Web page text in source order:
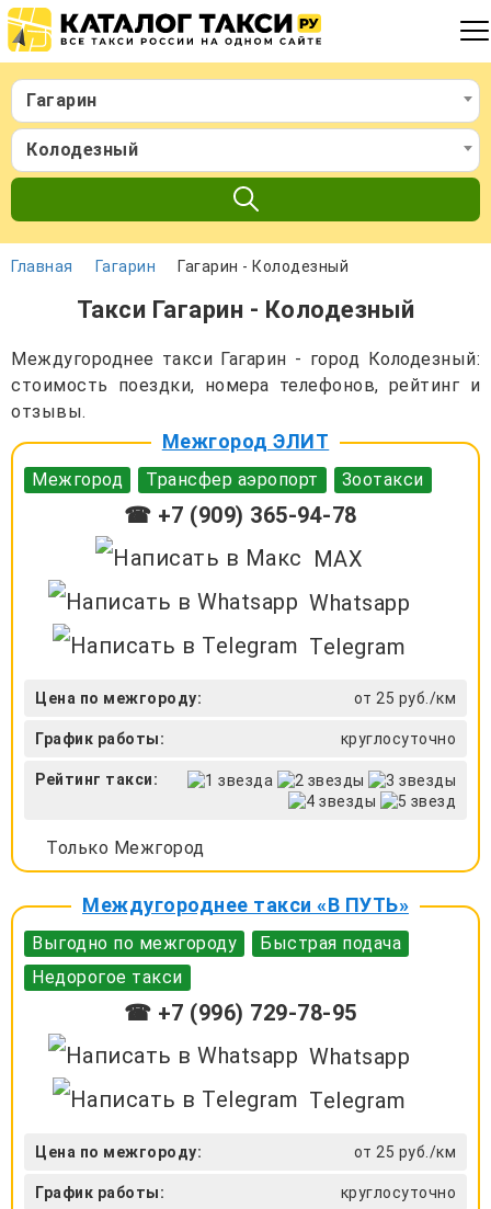
Гагарин
Колодезный
Главная Гагарин Гагарин - Колодезный
Такси Гагарин - Колодезный
Междугороднее такси Гагарин - город Колодезный:
стоимость поездки, номера телефонов, рейтинг и
отзывы.
Межгород ЭЛИТ
Межгород Трансфер аэропорт Зоотакси
☎ +7 (909) 365-94-78
MAX
Whatsapp
Telegram
Цена по межгороду: от 25 руб./км
График работы: круглосуточно
Рейтинг такси:
Только Межгород
Междугороднее такси «В ПУТЬ»
Выгодно по межгороду
Быстрая подача
Недорогое такси
☎ +7 (996) 729-78-95
Whatsapp
Telegram
Цена по межгороду: от 25 руб./км
График работы: круглосуточно